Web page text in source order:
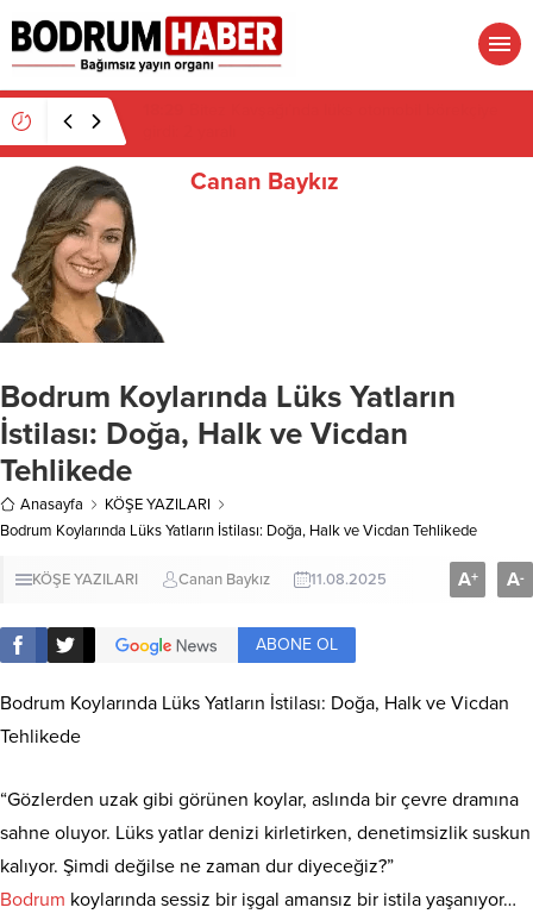
Canan Baykız
Bodrum Koylarında Lüks Yatların
İstilası: Doğa, Halk ve Vicdan
Tehlikede
Anasayfa
KÖŞE YAZILARI
Bodrum Koylarında Lüks Yatların İstilası: Doğa, Halk ve Vicdan Tehlikede
KÖŞE YAZILARI Canan Baykız 11.08.2025 A+ A-
ABONE OL
Bodrum Koylarında Lüks Yatların İstilası: Doğa, Halk ve Vicdan
Tehlikede
“Gözlerden uzak gibi görünen koylar, aslında bir çevre dramına
sahne oluyor. Lüks yatlar denizi kirletirken, denetimsizlik suskun
kalıyor. Şimdi değilse ne zaman dur diyeceğiz?”
Bodrum koylarında sessiz bir işgal amansız bir istila yaşanıyor…